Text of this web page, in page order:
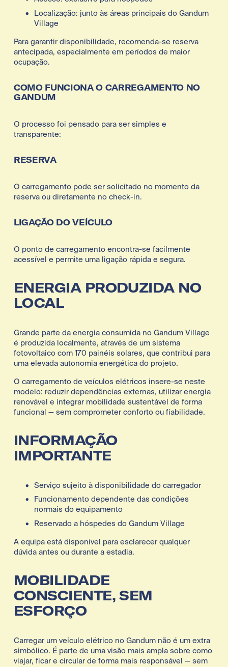
Localização: junto às áreas principais do Gandum
Village
Para garantir disponibilidade, recomenda-se reserva
antecipada, especialmente em períodos de maior
ocupação.
COMO FUNCIONA O CARREGAMENTO NO
GANDUM
O processo foi pensado para ser simples e
transparente:
RESERVA
O carregamento pode ser solicitado no momento da
reserva ou diretamente no check-in.
LIGAÇÃO DO VEÍCULO
O ponto de carregamento encontra-se facilmente
acessível e permite uma ligação rápida e segura.
ENERGIA PRODUZIDA NO
LOCAL
Grande parte da energia consumida no Gandum Village
é produzida localmente, através de um sistema
fotovoltaico com 170 painéis solares, que contribui para
uma elevada autonomia energética do projeto.
O carregamento de veículos elétricos insere-se neste
modelo: reduzir dependências externas, utilizar energia
renovável e integrar mobilidade sustentável de forma
funcional — sem comprometer conforto ou fiabilidade.
INFORMAÇÃO
IMPORTANTE
Serviço sujeito à disponibilidade do carregador
Funcionamento dependente das condições
normais do equipamento
Reservado a hóspedes do Gandum Village
A equipa está disponível para esclarecer qualquer
dúvida antes ou durante a estadia.
MOBILIDADE
CONSCIENTE, SEM
ESFORÇO
Carregar um veículo elétrico no Gandum não é um extra
simbólico. É parte de uma visão mais ampla sobre como
viajar, ficar e circular de forma mais responsável — sem